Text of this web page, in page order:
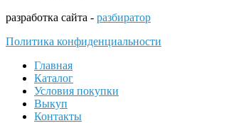
разработка сайта - разбиратор
Политика конфиденциальности
Главная
Каталог
Условия покупки
Выкуп
Контакты